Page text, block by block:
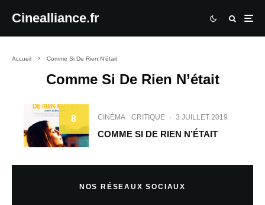
Cinealliance.fr
Accueil Comme Si De Rien N’était
Comme Si De Rien N’était
8 CINÉMA CRITIQUE · 3 JUILLET 2019
COMME SI DE RIEN N’ÉTAIT
NOS RÉSEAUX SOCIAUX